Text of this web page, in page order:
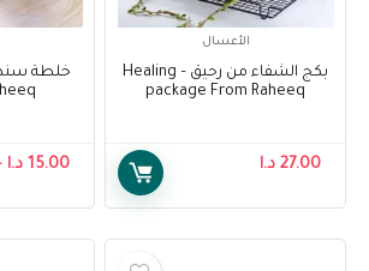
الأعسال
بكج الشفاء من رحيق – Healing
package From Raheeq
27.00 د.ا 15.00 د.ا